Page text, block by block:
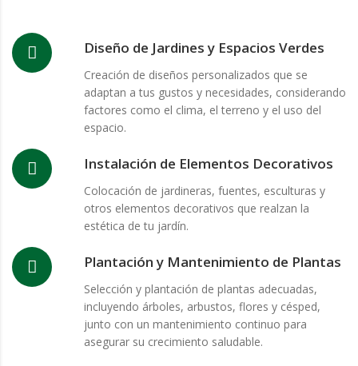
Diseño de Jardines y Espacios Verdes
Creación de diseños personalizados que se
adaptan a tus gustos y necesidades, considerando
factores como el clima, el terreno y el uso del
espacio.
Instalación de Elementos Decorativos
Colocación de jardineras, fuentes, esculturas y
otros elementos decorativos que realzan la
estética de tu jardín.
Plantación y Mantenimiento de Plantas
Selección y plantación de plantas adecuadas,
incluyendo árboles, arbustos, flores y césped,
junto con un mantenimiento continuo para
asegurar su crecimiento saludable.